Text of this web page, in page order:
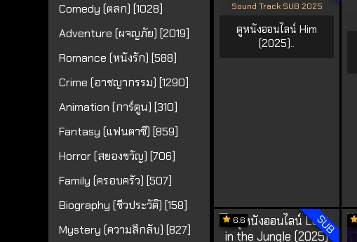
Comedy (ตลก) [1028]
Adventure (ผจญภัย) [2019]
Romance (หนังรัก) [588]
Crime (อาชญากรรม) [1290]
Animation (การ์ตูน) [310]
Fantasy (แฟนตาซี) [859]
Horror (สยองขวัญ) [706]
Family (ครอบครัว) [507]
Biography (ชีวประวัติ) [158]
Mystery (ความลึกลับ) [827]
Sound Track SUB 2025
ดูหนังออนไลน์ Him
(2025)..
SUB
6.6